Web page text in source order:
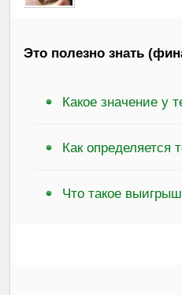
Это полезно знать
Какое значение у
Как определяется
Что такое